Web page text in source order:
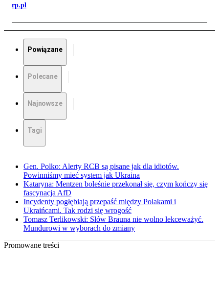
rp.pl
Powiązane
Polecane
Najnowsze
Tagi
Gen. Polko: Alerty RCB są pisane jak dla idiotów.
Powinniśmy mieć system jak Ukraina
Kataryna: Mentzen boleśnie przekonał się, czym kończy się
fascynacja AfD
Incydenty pogłębiają przepaść między Polakami i
Ukraińcami. Tak rodzi się wrogość
Tomasz Terlikowski: Słów Brauna nie wolno lekceważyć.
Mundurowi w wyborach do zmiany
Promowane treści